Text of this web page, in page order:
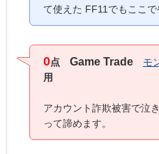
て使えた FF11でもここ
0点 Game Trade モ
用
アカウント詐欺被害で泣
って諦めます。